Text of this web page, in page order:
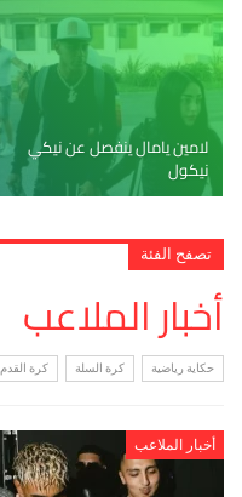
لامين يامال ينفصل عن نيكي
نيكول
تصفح الفئة
أخبار الملاعب
حكاية رياضية كرة السلة كرة القدم
أخبار الملاعب